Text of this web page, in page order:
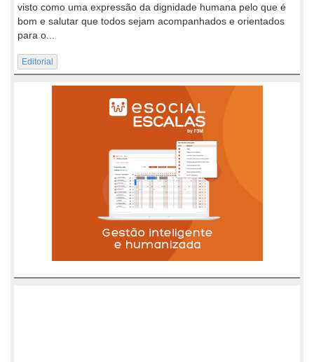
visto como uma expressão da dignidade humana pelo que é
bom e salutar que todos sejam acompanhados e orientados
para o...
Editorial